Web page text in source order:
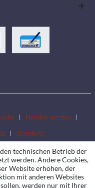
Händler werden
Standorte
technischen Betrieb der
werden. Andere Cookies,
Website erhöhen, der
mit anderen Websites
werden nur mit Ihrer